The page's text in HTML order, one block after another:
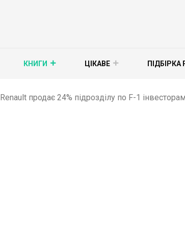
КНИГИ ЦІКАВЕ ПІДБІРКА
Renault продає 24% підрозділу по F-1